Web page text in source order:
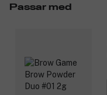
Passar med